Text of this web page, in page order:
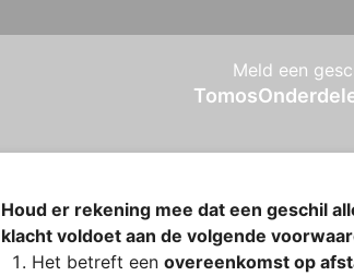
Meld een
Houd er rekening mee dat een geschil
klacht voldoet aan de volgende
Het betreft een overeenkomst op